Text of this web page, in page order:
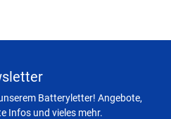
Batteryletter! Angebote,
Infos und vieles mehr.